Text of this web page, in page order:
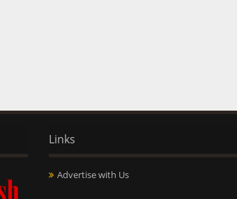
Links
Advertise with Us